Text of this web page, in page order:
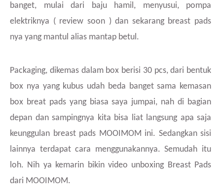
banget, mulai dari baju hamil, menyusui, pompa
elektriknya ( review soon ) dan sekarang breast pads
nya yang mantul alias mantap betul.
Packaging, dikemas dalam box berisi 30 pcs, dari bentuk
box nya yang kubus udah beda banget sama kemasan
box breat pads yang biasa saya jumpai, nah di bagian
depan dan sampingnya kita bisa liat langsung apa saja
keunggulan breast pads MOOIMOM ini. Sedangkan sisi
lainnya terdapat cara menggunakannya. Semudah itu
loh. Nih ya kemarin bikin video unboxing Breast Pads
dari MOOIMOM.